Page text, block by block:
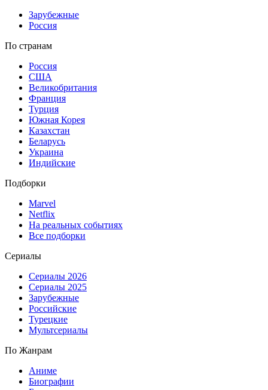
Зарубежные
Россия
По странам
Россия
США
Великобритания
Франция
Турция
Южная Корея
Казахстан
Беларусь
Украина
Индийские
Подборки
Marvel
Netflix
На реальных событиях
Все подборки
Сериалы
Сериалы 2026
Сериалы 2025
Зарубежные
Российские
Турецкие
Мультсериалы
По Жанрам
Аниме
Биографии